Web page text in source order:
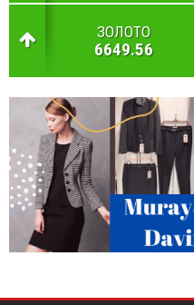
ЗОЛОТО
6649.56